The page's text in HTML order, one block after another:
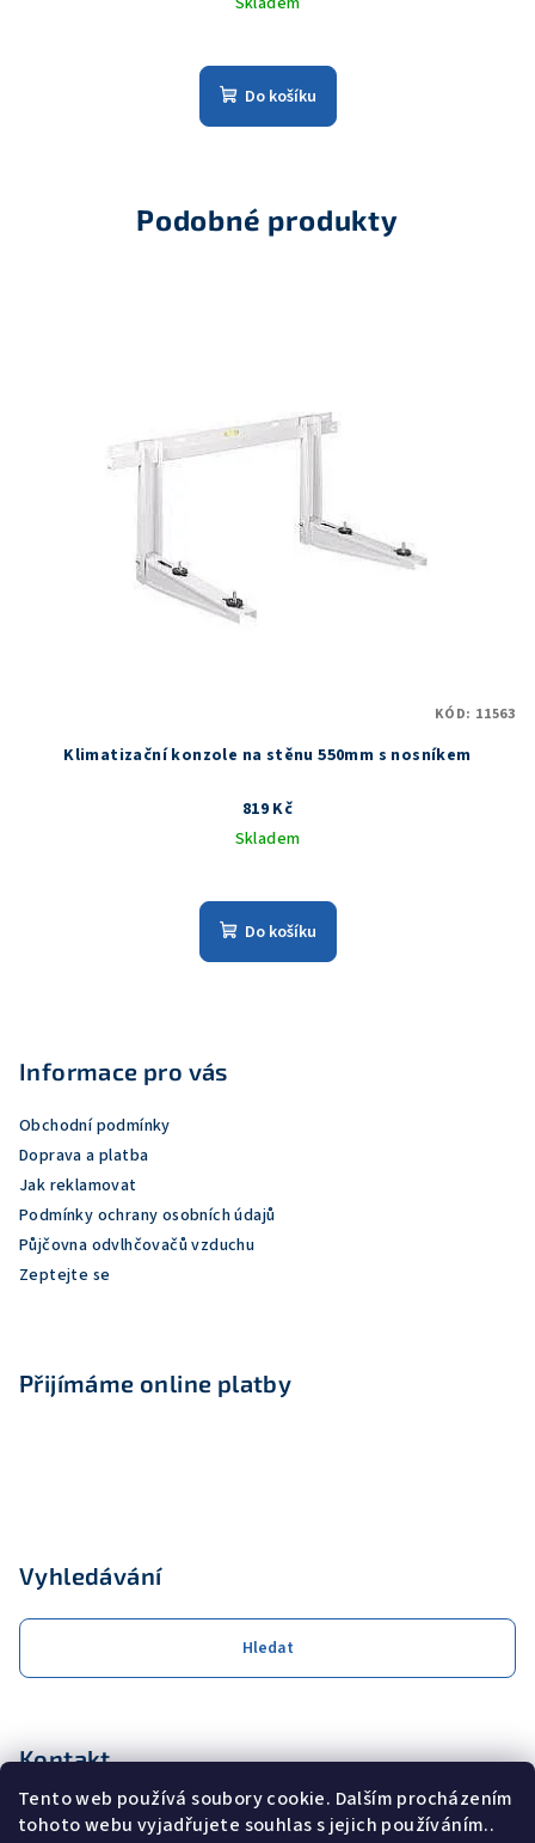
Tento web používá soubory cookie. Dalším procházením
tohoto webu vyjadřujete souhlas s jejich používáním..
Do košíku
Podobné produkty
Klimatizační konzole na stěnu 550mm s nosníkem
819 Kč
Skladem
Do košíku
KÓD: 11563
Informace pro vás
Obchodní podmínky
Doprava a platba
Jak reklamovat
Podmínky ochrany osobních údajů
Půjčovna odvlhčovačů vzduchu
Zeptejte se
Přijímáme online platby
Vyhledávání
Hledat
Kontakt
obchod
coolservis.cz
+420608231000